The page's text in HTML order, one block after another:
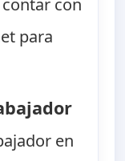
con
para
en